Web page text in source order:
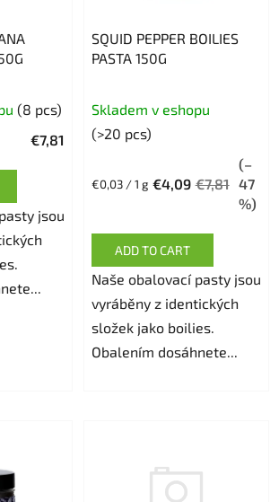
(8 pcs)
€7,81
jsou
SQUID PEPPER BOILIES
PASTA 150G
Skladem v eshopu
(>20 pcs)
€4,09 €7,81
(–
47
%)
Measure
€0,03 / 1 g
ADD TO CART
Naše obalovací pasty jsou
vyráběny z identických
složek jako boilies.
Obalením dosáhnete...